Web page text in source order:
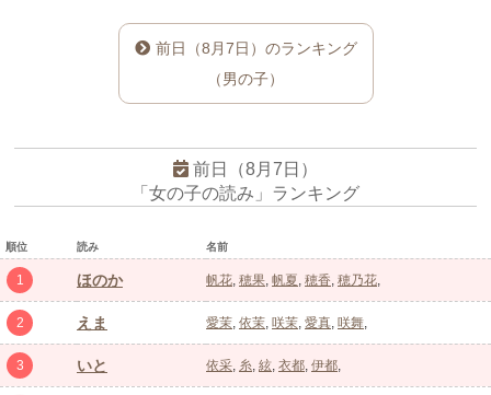
前日（8月7日）のランキング
（男の子）
前日（8月7日）
「女の子の読み」ランキング
順位 読み 名前
1 ほのか 帆花 穂果 帆夏 穂香 穂乃花
2 えま 愛茉 依茉 咲茉 愛真 咲舞
3 いと 依采 糸 絃 衣都 伊都